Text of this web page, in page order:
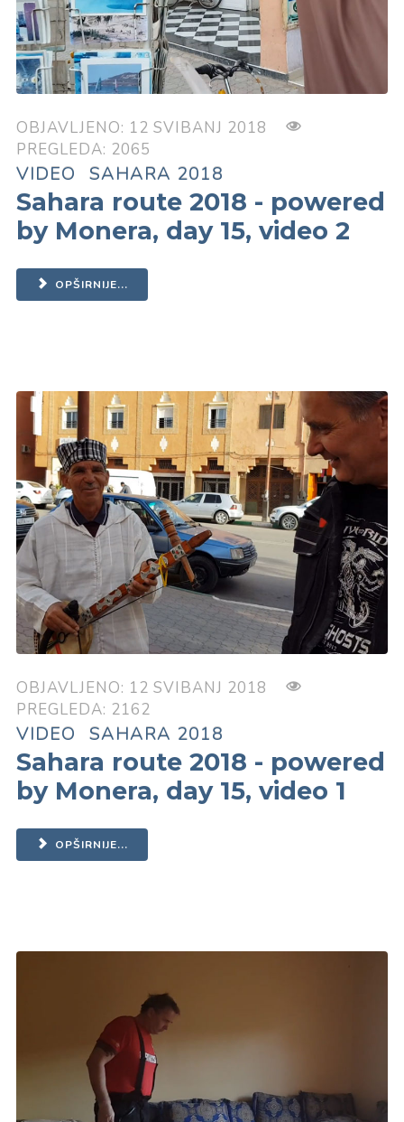
OBJAVLJENO: 12 SVIBANJ 2018
PREGLEDA: 2065
VIDEO SAHARA 2018
Sahara route 2018 - powered
by Monera, day 15, video 2
OPŠIRNIJE...
OBJAVLJENO: 12 SVIBANJ 2018
PREGLEDA: 2162
VIDEO SAHARA 2018
Sahara route 2018 - powered
by Monera, day 15, video 1
OPŠIRNIJE...